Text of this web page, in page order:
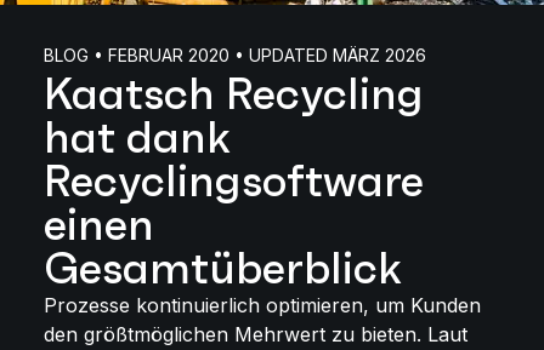
BLOG • FEBRUAR 2020 • UPDATED MÄRZ 2026
Kaatsch Recycling
hat dank
Recyclingsoftware
einen
Gesamtüberblick
Prozesse kontinuierlich optimieren, um Kunden
den größtmöglichen Mehrwert zu bieten. Laut